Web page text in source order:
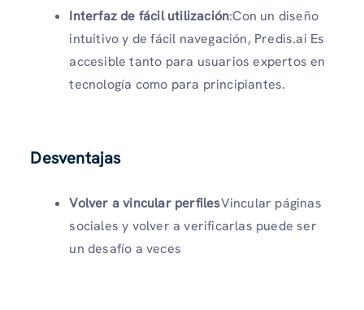
Interfaz de fácil utilización:Con un diseño
intuitivo y de fácil navegación, Predis.ai Es
accesible tanto para usuarios expertos en
tecnología como para principiantes.
Desventajas
Volver a vincular perfilesVincular páginas
sociales y volver a verificarlas puede ser
un desafío a veces